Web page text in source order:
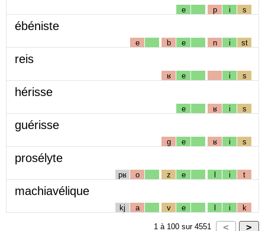
e p i s
ébéniste
e b e n i st
reis
ʁ e i s
hérisse
e ʁ i s
guérisse
g e ʁ i s
prosélyte
pʁ o z e l i t
machiavélique
kj a v e l i k
1 à 100 sur 4551